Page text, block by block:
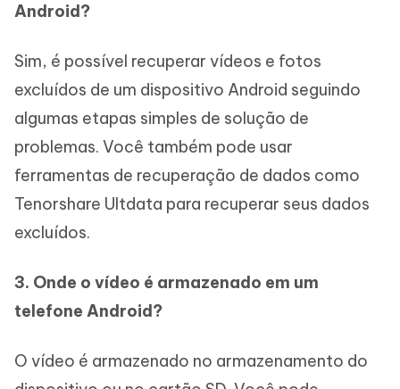
Android?
Sim, é possível recuperar vídeos e fotos
excluídos de um dispositivo Android seguindo
algumas etapas simples de solução de
problemas. Você também pode usar
ferramentas de recuperação de dados como
Tenorshare Ultdata para recuperar seus dados
excluídos.
3. Onde o vídeo é armazenado em um
telefone Android?
O vídeo é armazenado no armazenamento do